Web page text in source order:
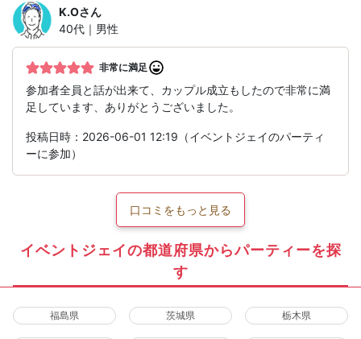
K.Oさん
40代｜男性
非常に満足
参加者全員と話が出来て、カップル成立もしたので非常に満
足しています、ありがとうございました。
投稿日時：2026-06-01 12:19（イベントジェイのパーティ
ーに参加）
口コミをもっと見る
イベントジェイの都道府県からパーティーを探
す
福島県 茨城県 栃木県